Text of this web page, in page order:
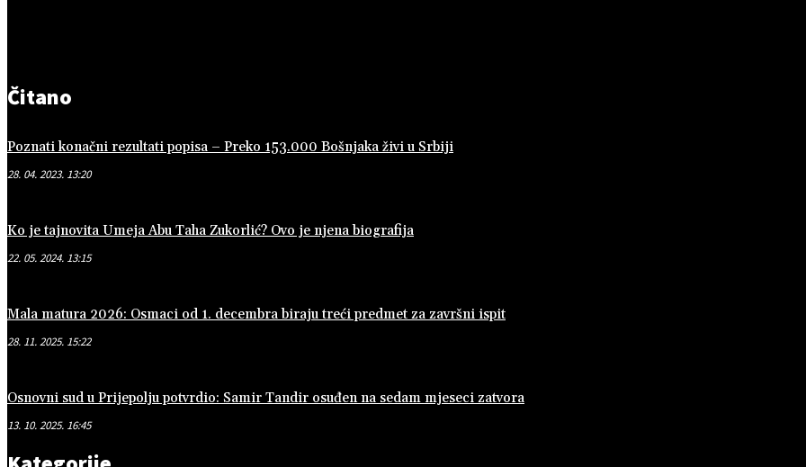
Čitano
Poznati konačni rezultati popisa – Preko 153.000 Bošnjaka živi u Srbiji
28. 04. 2023. 13:20
Ko je tajnovita Umeja Abu Taha Zukorlić? Ovo je njena biografija
22. 05. 2024. 13:15
Mala matura 2026: Osmaci od 1. decembra biraju treći predmet za završni ispit
28. 11. 2025. 15:22
Osnovni sud u Prijepolju potvrdio: Samir Tandir osuđen na sedam mjeseci zatvora
13. 10. 2025. 16:45